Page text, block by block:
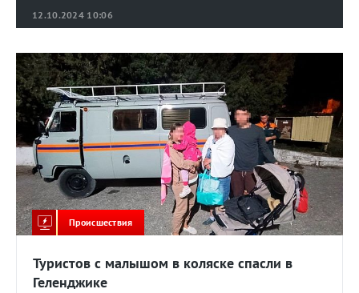
12.10.2024 10:06
Происшествия
Туристов с малышом в коляске спасли в
Геленджике